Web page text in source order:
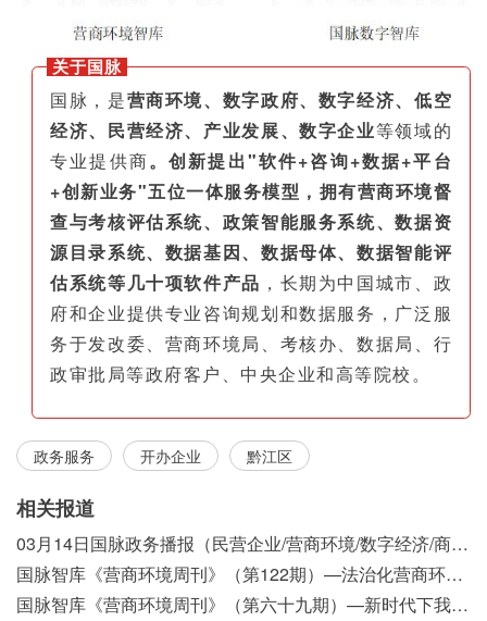
关于国脉
国脉，是营商环境、数字政府、数字经济、低空
经济、民营经济、产业发展、数字企业等领域的
专业提供商。创新提出"软件+咨询+数据+平台
+创新业务"五位一体服务模型，拥有营商环境督
查与考核评估系统、政策智能服务系统、数据资
源目录系统、数据基因、数据母体、数据智能评
估系统等几十项软件产品 ，长期为中国城市、政
府和企业提供专业咨询规划和数据服务，广泛服
务于发改委、营商环境局、考核办、数据局、行
政审批局等政府客户、中央企业和高等院校。
政务服务 开办企业 黔江区
相关报道
03月14日国脉政务播报（民营企业/营商环境/数字经济/商事制度改革）
国脉智库《营商环境周刊》（第122期）—法治化营商环境视域下我国行政执法公示制度浅析
国脉智库《营商环境周刊》（第六十九期）—新时代下我国营商环境标准体系构建初探